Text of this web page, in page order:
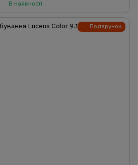
В наявності
Подарунок